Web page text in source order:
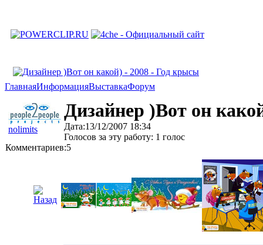
ГлавнаяИнформацияВыставкаФорум
nolimits
Дизайнер )Вот он
Дата:13/12/2007 18:34
Голосов за эту работу: 1 голос
Комментариев:5